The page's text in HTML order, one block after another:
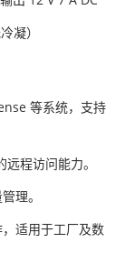
凝）
等系统，支持
程访问能力。
理。
适用于工厂及数